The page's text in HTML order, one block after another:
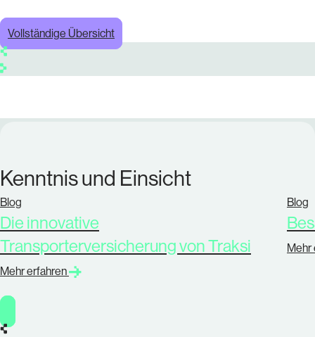
Vollständige Übersicht
Kenntnis und Einsicht
Blog
Die innovative
Transporterversicherung von Traksi
Mehr erfahren
Blog
Mehr